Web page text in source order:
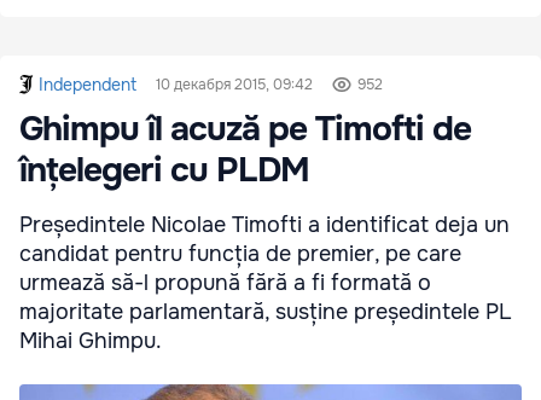
Independent 10 декабря 2015, 09:42 952
Ghimpu îl acuză pe Timofti de
înțelegeri cu PLDM
Președintele Nicolae Timofti a identificat deja un
candidat pentru funcția de premier, pe care
urmează să-l propună fără a fi formată o
majoritate parlamentară, susține președintele PL
Mihai Ghimpu.